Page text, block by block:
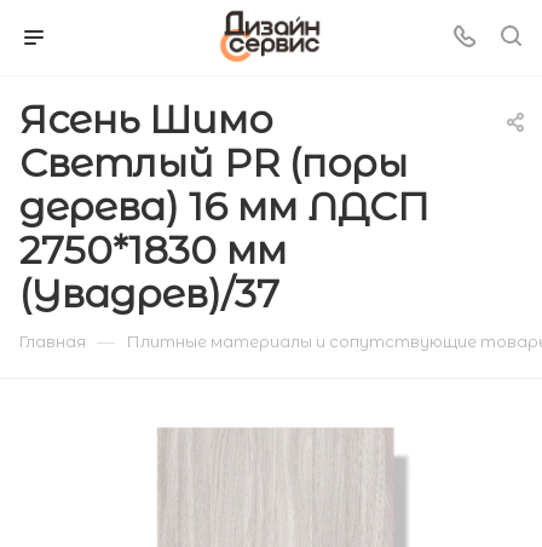
Ясень Шимо
Светлый PR (поры
дерева) 16 мм ЛДСП
2750*1830 мм
(Увадрев)/37
Главная — Плитные материалы и сопутствующие